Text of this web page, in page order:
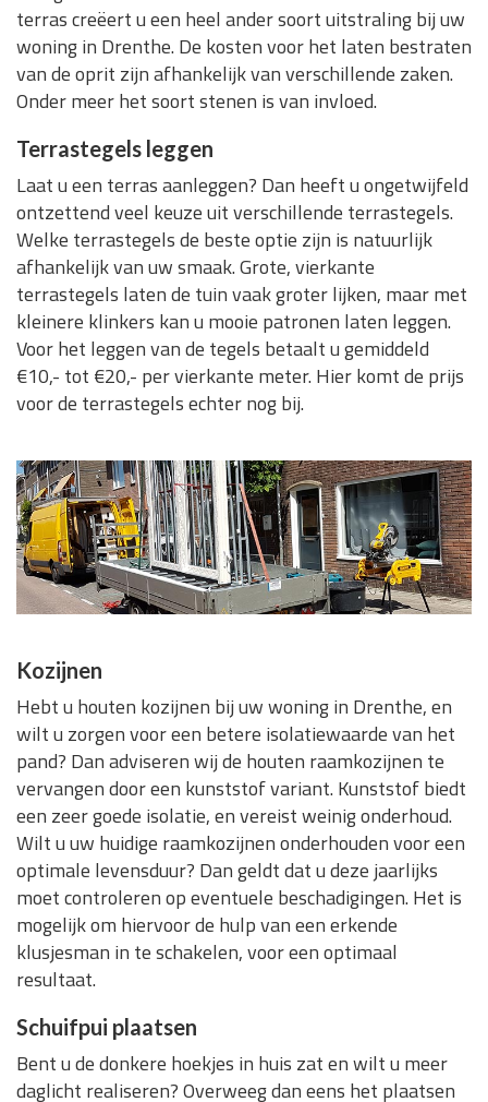
terras creëert u een heel ander soort uitstraling bij uw
woning in Drenthe. De kosten voor het laten bestraten
van de oprit zijn afhankelijk van verschillende zaken.
Onder meer het soort stenen is van invloed.
Terrastegels leggen
Laat u een terras aanleggen? Dan heeft u ongetwijfeld
ontzettend veel keuze uit verschillende terrastegels.
Welke terrastegels de beste optie zijn is natuurlijk
afhankelijk van uw smaak. Grote, vierkante
terrastegels laten de tuin vaak groter lijken, maar met
kleinere klinkers kan u mooie patronen laten leggen.
Voor het leggen van de tegels betaalt u gemiddeld
€10,- tot €20,- per vierkante meter. Hier komt de prijs
voor de terrastegels echter nog bij.
Kozijnen
Hebt u houten kozijnen bij uw woning in Drenthe, en
wilt u zorgen voor een betere isolatiewaarde van het
pand? Dan adviseren wij de houten raamkozijnen te
vervangen door een kunststof variant. Kunststof biedt
een zeer goede isolatie, en vereist weinig onderhoud.
Wilt u uw huidige raamkozijnen onderhouden voor een
optimale levensduur? Dan geldt dat u deze jaarlijks
moet controleren op eventuele beschadigingen. Het is
mogelijk om hiervoor de hulp van een erkende
klusjesman in te schakelen, voor een optimaal
resultaat.
Schuifpui plaatsen
Bent u de donkere hoekjes in huis zat en wilt u meer
daglicht realiseren? Overweeg dan eens het plaatsen